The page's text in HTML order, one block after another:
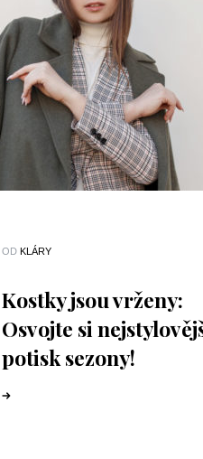
OD KLÁRY
Kostky jsou vrženy:
Osvojte si
potisk sezony!